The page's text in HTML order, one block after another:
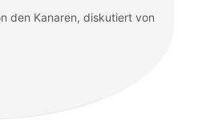
den Kanaren, diskutiert von